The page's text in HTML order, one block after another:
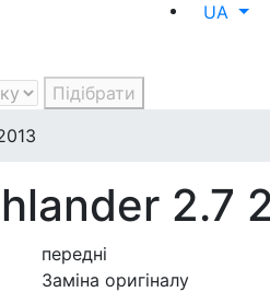
UA
Підібрати
2.7
передні
Заміна оригіналу